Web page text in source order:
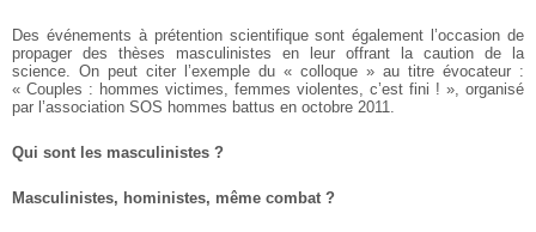
Des événements à prétention scientifique sont également l’occasion de
propager des thèses masculinistes en leur offrant la caution de la
science. On peut citer l’exemple du « colloque » au titre évocateur :
« Couples : hommes victimes, femmes violentes, c’est fini ! », organisé
par l’association SOS hommes battus en octobre 2011.
Qui sont les masculinistes ?
Masculinistes, hoministes, même combat ?